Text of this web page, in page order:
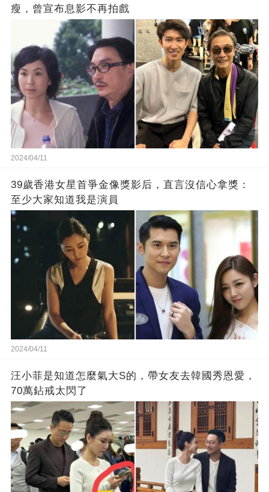
瘦，曾宣布息影不再拍戲
2024/04/11
39歲香港女星首爭金像獎影后，直言沒信心拿獎：
至少大家知道我是演員
2024/04/11
汪小菲是知道怎麼氣大S的，帶女友去韓國秀恩愛，
70萬鉆戒太閃了